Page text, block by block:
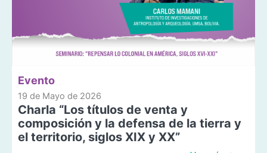
Evento
19 de Mayo de 2026
Charla “Los títulos de venta y
composición y la defensa de la tierra y
el territorio, siglos XIX y XX”